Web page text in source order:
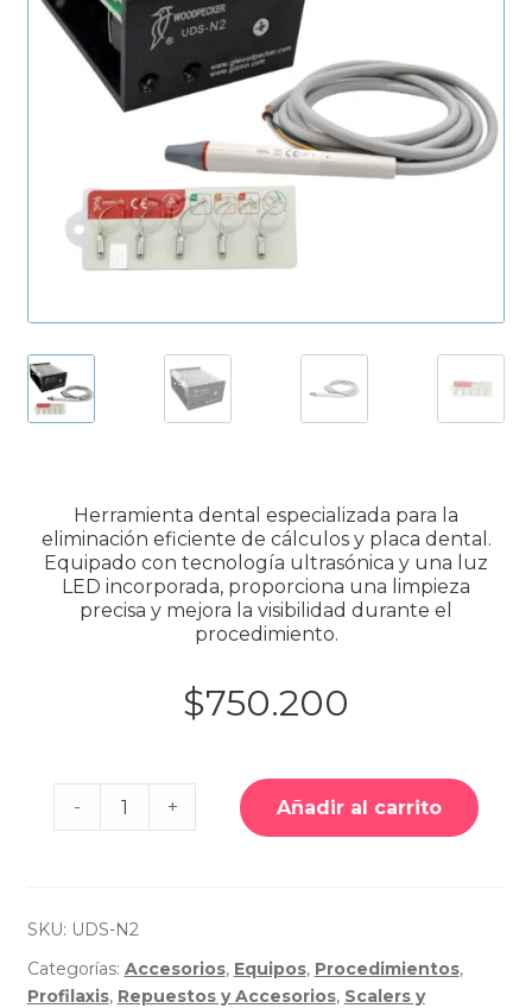
Productos Más Vendidos ▸
Productos Destacados ▸
Ofertas y Promociones ▸
Nuevos Lanzamientos ▸
Herramienta dental especializada para la
eliminación eficiente de cálculos y placa dental.
Equipado con tecnología ultrasónica y una luz
LED incorporada, proporciona una limpieza
precisa y mejora la visibilidad durante el
procedimiento.
$750.200
Cantidad
de
Scaler
Built
in
-
Woodpecker
- + Añadir al carrito
SKU: UDS-N2
Categorías: Accesorios, Equipos, Procedimientos,
Profilaxis, Repuestos y Accesorios, Scalers y